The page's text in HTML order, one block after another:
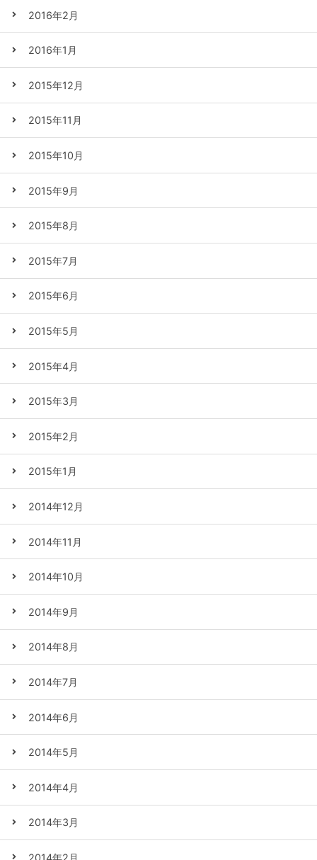
2016年2月
2016年1月
2015年12月
2015年11月
2015年10月
2015年9月
2015年8月
2015年7月
2015年6月
2015年5月
2015年4月
2015年3月
2015年2月
2015年1月
2014年12月
2014年11月
2014年10月
2014年9月
2014年8月
2014年7月
2014年6月
2014年5月
2014年4月
2014年3月
2014年2月